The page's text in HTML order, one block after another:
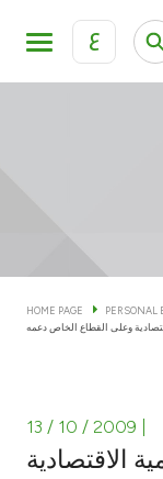
ع
KFH Online
Cards
Banking
HOME PAGE PERSONAL
وعلى القطاع الخاص دعمه
13 / 10 / 2009
الاقتصادية